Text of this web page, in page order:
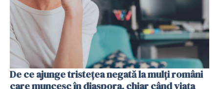
De ce ajunge tristețea negată la mulți români
care muncesc în diaspora, chiar când viața